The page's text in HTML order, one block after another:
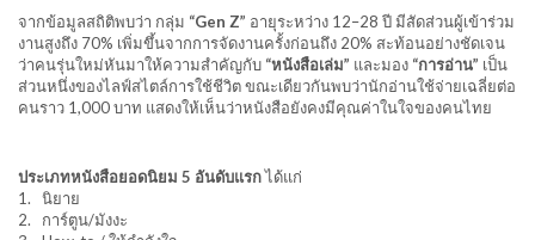
จากข้อมูลสถิติพบว่า กลุ่ม “Gen Z” อายุระหว่าง 12–28 ปี มีสัดส่วนผู้เข้าร่วม
งานสูงถึง 70% เพิ่มขึ้นจากการจัดงานครั้งก่อนถึง 20% สะท้อนอย่างชัดเจน
ว่าคนรุ่นใหม่หันมาให้ความสำคัญกับ “หนังสือเล่ม” และมอง “การอ่าน” เป็น
ส่วนหนึ่งของไลฟ์สไตล์การใช้ชีวิต ขณะเดียวกันพบว่านักอ่านใช้จ่ายเฉลี่ยต่อ
คนราว 1,000 บาท แสดงให้เห็นว่าหนังสือยังคงมีคุณค่าในใจของคนไทย
ประเภทหนังสือยอดนิยม 5 อันดับแรกได้แก่
1. นิยาย
2. การ์ตูน/มังงะ